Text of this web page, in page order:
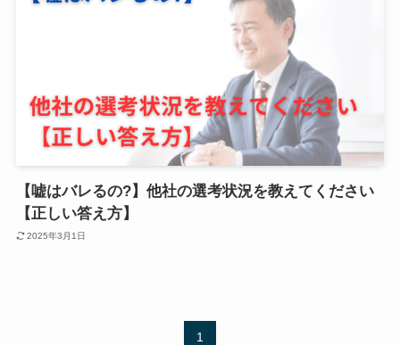
【嘘はバレるの?】他社の選考状況を教えてください
【正しい答え方】
2025年3月1日
1